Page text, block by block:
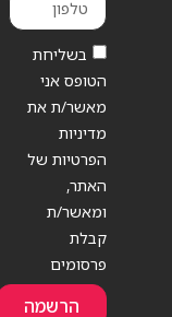
בשליחת
הטופס אני
מאשר/ת את
מדיניות
הפרטיות של
האתר,
ומאשר/ת
קבלת
פרסומים
הרשמה